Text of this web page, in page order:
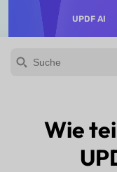
UPDF AI
Wie